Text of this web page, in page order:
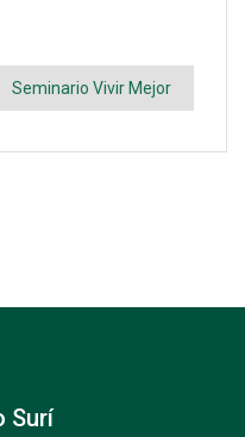
Seminario Vivir Mejor
Surí